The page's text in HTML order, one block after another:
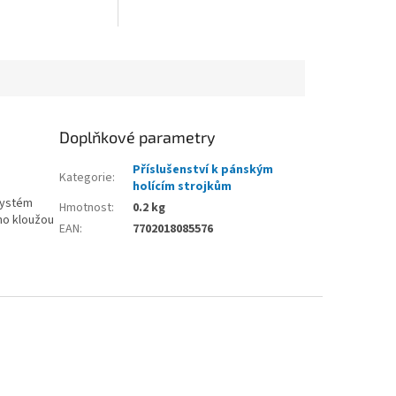
kloužou
Doplňkové parametry
Kategorie:
Příslušenství k pánským
holícím strojkům
Hmotnost:
0.2 kg
EAN: 7702018085576